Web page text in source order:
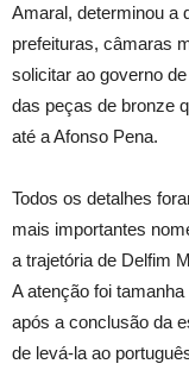
Amaral, determinou a
prefeituras, câmaras
solicitar ao governo
das peças de bronze
até a Afonso Pena.
Todos os detalhes
mais importantes
a trajetória de Delfim
A atenção foi
após a conclusão da
de levá-la ao